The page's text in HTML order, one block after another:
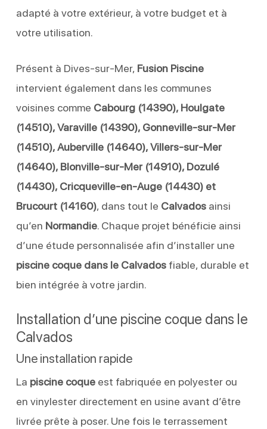
adapté à votre extérieur, à votre budget et à
votre utilisation.
Présent à Dives-sur-Mer, Fusion Piscine
intervient également dans les communes
voisines comme Cabourg (14390), Houlgate
(14510), Varaville (14390), Gonneville-sur-Mer
(14510), Auberville (14640), Villers-sur-Mer
(14640), Blonville-sur-Mer (14910), Dozulé
(14430), Cricqueville-en-Auge (14430) et
Brucourt (14160), dans tout le Calvadosainsi
qu’en Normandie. Chaque projet bénéficie ainsi
d’une étude personnalisée afin d’installer une
piscine coque dans le Calvadosfiable, durable et
bien intégrée à votre jardin.
Installation d’une piscine coque dans le
Calvados
Une installation rapide
La piscine coqueest fabriquée en polyester ou
en vinylester directement en usine avant d’être
livrée prête à poser. Une fois le terrassement